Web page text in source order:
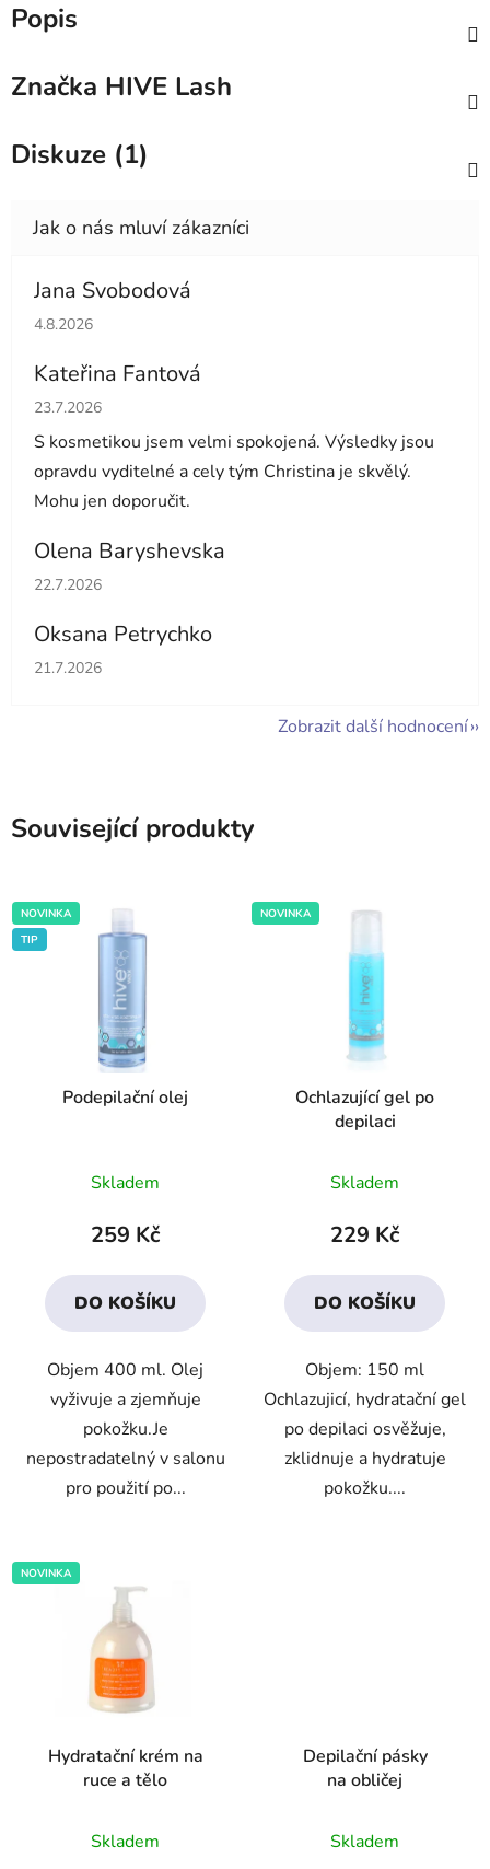
Popis
Značka HIVE Lash
Diskuze (1)
Jana Svobodová
Hodnocení obchodu je 5 z 5 hvězdiček.
4.8.2026
Kateřina Fantová
Hodnocení obchodu je 5 z 5 hvězdiček.
23.7.2026
S kosmetikou jsem velmi spokojená. Výsledky jsou
opravdu vyditelné a cely tým Christina je skvělý.
Mohu jen doporučit.
Olena Baryshevska
Hodnocení obchodu je 5 z 5 hvězdiček.
22.7.2026
Oksana Petrychko
Hodnocení obchodu je 5 z 5 hvězdiček.
21.7.2026
Zobrazit další hodnocení
Související produkty
NOVINKA
TIP
Podepilační olej
hodnocení
produktu
4,6
z
hvězdiček.
Skladem
259 Kč
DO KOŠÍKU
Objem 400 ml. Olej
vyživuje a zjemňuje
pokožku.Je
nepostradatelný v salonu
pro použití po...
NOVINKA
Ochlazující gel po
depilaci
hodnocení
produktu
4,6
z
hvězdiček.
Skladem
229 Kč
DO KOŠÍKU
Objem: 150 ml
Ochlazujicí, hydratační gel
po depilaci osvěžuje,
zklidnuje a hydratuje
pokožku....
NOVINKA
Hydratační krém na
ruce a tělo
hodnocení
Skladem
Depilační pásky
na obličej
hodnocení
Skladem